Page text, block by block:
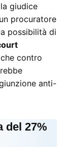
giudice
procuratore
possibilità di
contro
anti-
del 27%